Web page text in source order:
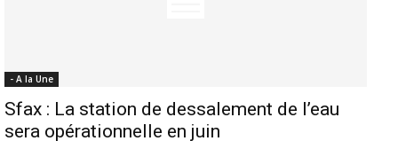
- A la Une
Sfax : La station de dessalement de l’eau
sera opérationnelle en juin